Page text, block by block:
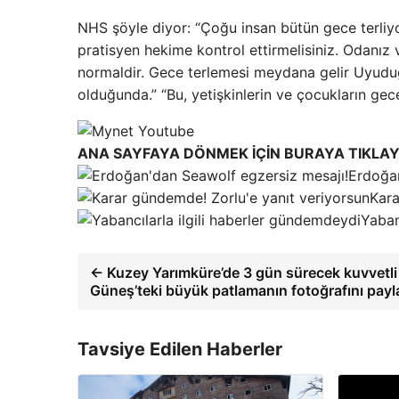
NHS şöyle diyor: “Çoğu insan bütün gece
pratisyen hekime kontrol ettirmelisiniz. Odanız
normaldir. Gece terlemesi meydana gelir
olduğunda.” “Bu, yetişkinlerin ve çocukların
ANA SAYFAYA DÖNMEK İÇİN BURAYA
← Kuzey Yarımküre’de 3 gün sürecek
Güneş’teki büyük patlamanın fotoğrafını
Tavsiye Edilen Haberler